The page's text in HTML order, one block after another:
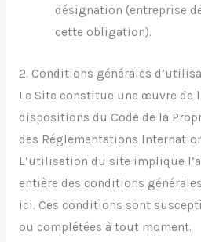
désignation (entreprise
cette obligation).
2. Conditions générales
Le Site constitue une œuvre de
dispositions du Code de la
des Réglementations
L’utilisation du site implique
entière des conditions
ici. Ces conditions sont
ou complétées à tout moment.